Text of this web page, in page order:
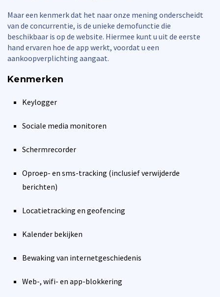
Maar een kenmerk dat het naar onze mening onderscheidt
van de concurrentie, is de unieke demofunctie die
beschikbaar is op de website. Hiermee kunt u uit de eerste
hand ervaren hoe de app werkt, voordat u een
aankoopverplichting aangaat.
Kenmerken
Keylogger
Sociale media monitoren
Schermrecorder
Oproep- en sms-tracking (inclusief verwijderde
berichten)
Locatietracking en geofencing
Kalender bekijken
Bewaking van internetgeschiedenis
Web-, wifi- en app-blokkering